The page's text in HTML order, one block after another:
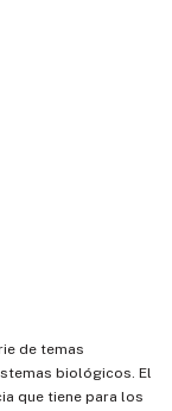
de temas
biológicos. El
que tiene para los